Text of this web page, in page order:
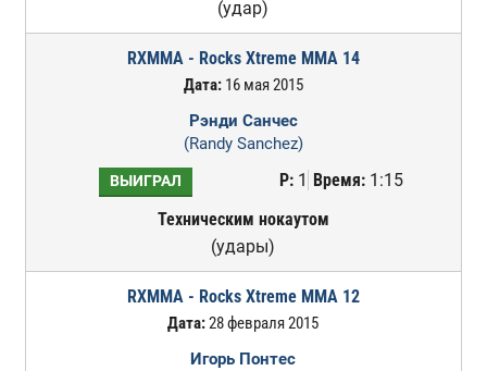
(удар)
RXMMA - Rocks Xtreme MMA 14
Дата:16 мая 2015
Рэнди Санчес
(Randy Sanchez)
ВЫИГРАЛ Р:1 Время:1:15
Техническим нокаутом
(удары)
RXMMA - Rocks Xtreme MMA 12
Дата:28 февраля 2015
Игорь Понтес